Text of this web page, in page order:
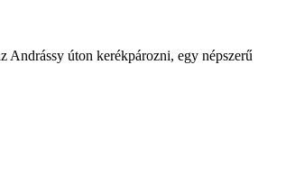
Andrássy úton kerékpározni, egy népszerű